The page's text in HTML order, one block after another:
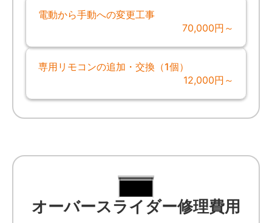
電動から手動への変更工事
70,000円～
専用リモコンの追加・交換（1個）
12,000円～
オーバースライダー修理費用